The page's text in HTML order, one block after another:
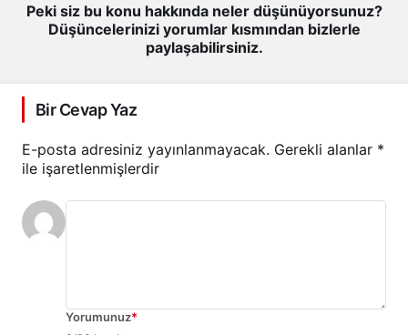
Peki siz bu konu hakkında neler düşünüyorsunuz?
Düşüncelerinizi yorumlar kısmından bizlerle
paylaşabilirsiniz.
Bir Cevap Yaz
E-posta adresiniz yayınlanmayacak. Gerekli alanlar *
ile işaretlenmişlerdir
Yorumunuz*